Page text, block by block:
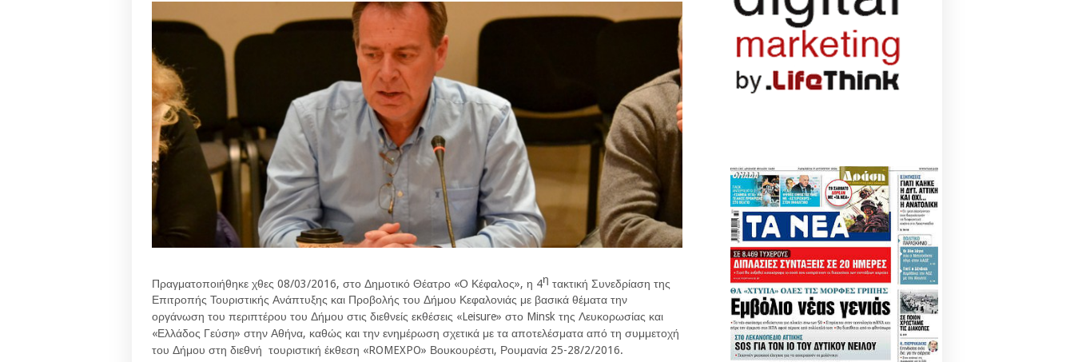
Πραγματοποιήθηκε χθες 08/03/2016, στο Δημοτικό Θέατρο «Ο Κέφαλος», η 4η τακτική Συνεδρίαση της
Επιτροπής Τουριστικής Ανάπτυξης και Προβολής του Δήμου Κεφαλονιάς με βασικά θέματα την
οργάνωση του περιπτέρου του Δήμου στις διεθνείς εκθέσεις «Leisure» στο Minsk της Λευκορωσίας και
«Ελλάδος Γεύση» στην Αθήνα, καθώς και την ενημέρωση σχετικά με τα αποτελέσματα από τη συμμετοχή
του Δήμου στη διεθνή τουριστική έκθεση «ROMEXPO» Βουκουρέστι, Ρουμανία 25-28/2/2016.